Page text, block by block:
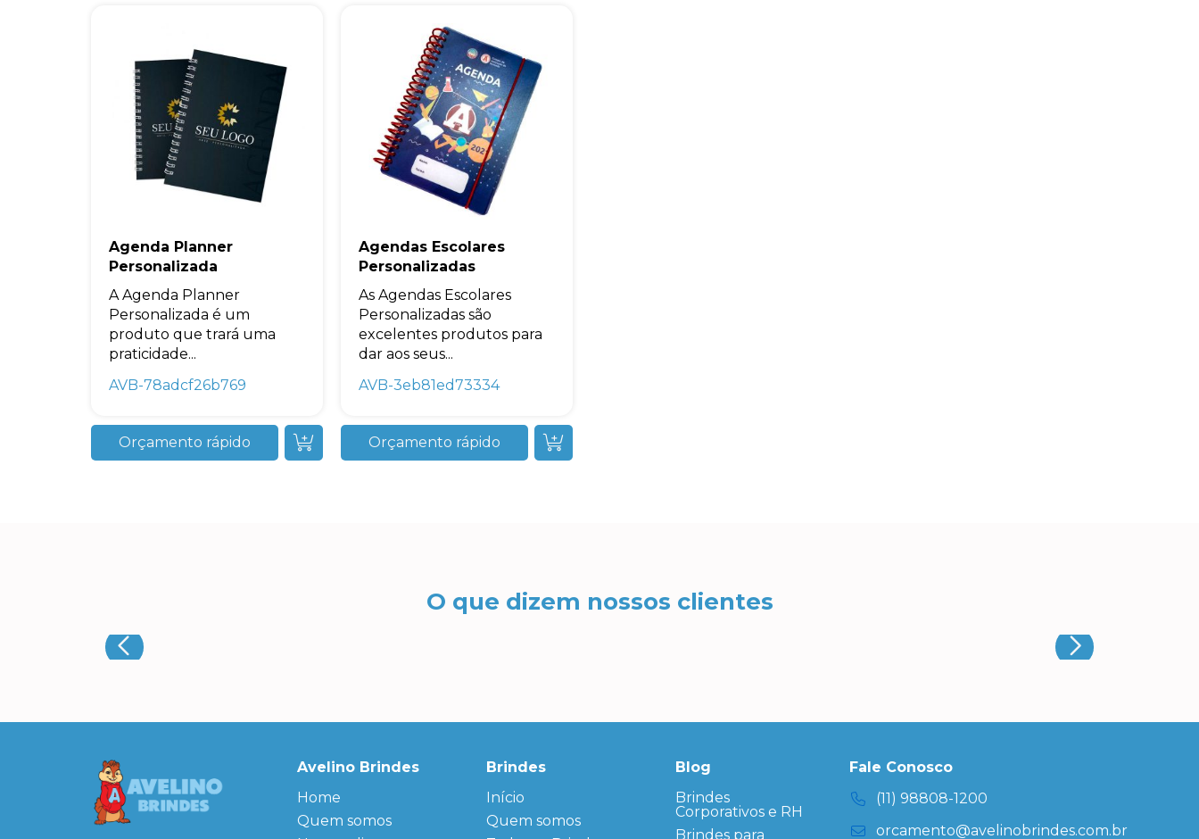
Agenda Planner
Personalizada
A Agenda Planner
Personalizada é um
produto que trará uma
praticidade...
AVB-78adcf26b769
Orçamento rápido
Agendas Escolares
Personalizadas
As Agendas Escolares
Personalizadas são
excelentes produtos para
dar aos seus...
AVB-3eb81ed73334
Orçamento rápido
O que dizem nossos clientes
Avelino Brindes
Home
Quem somos
Brindes
Início
Quem somos
← Back
FAQ
← Back
Agendas
Personalizadas
Blog
Brindes
Corporativos e RH
Brindes para
Fale Conosco
(11) 98808-1200
orcamento@avelinobrindes.com.br